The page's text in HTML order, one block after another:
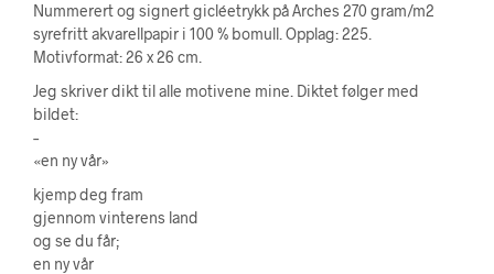
Nummerert og signert gicléetrykk på Arches 270 gram/m2
syrefritt akvarellpapir i 100 % bomull. Opplag: 225.
Motivformat: 26 x 26 cm.
Jeg skriver dikt til alle motivene mine. Diktet følger med
bildet:
–
«en ny vår»
kjemp deg fram
gjennom vinterens land
og se du får;
en ny vår